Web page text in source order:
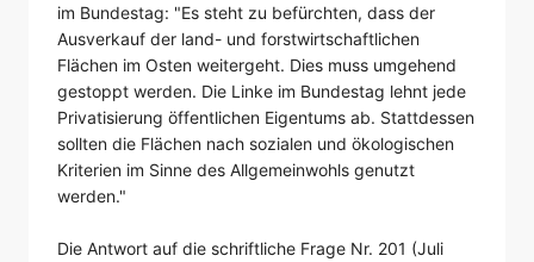
im Bundestag: "Es steht zu befürchten, dass der
Ausverkauf der land- und forstwirtschaftlichen
Flächen im Osten weitergeht. Dies muss umgehend
gestoppt werden. Die Linke im Bundestag lehnt jede
Privatisierung öffentlichen Eigentums ab. Stattdessen
sollten die Flächen nach sozialen und ökologischen
Kriterien im Sinne des Allgemeinwohls genutzt
werden."
Die Antwort auf die schriftliche Frage Nr. 201 (Juli